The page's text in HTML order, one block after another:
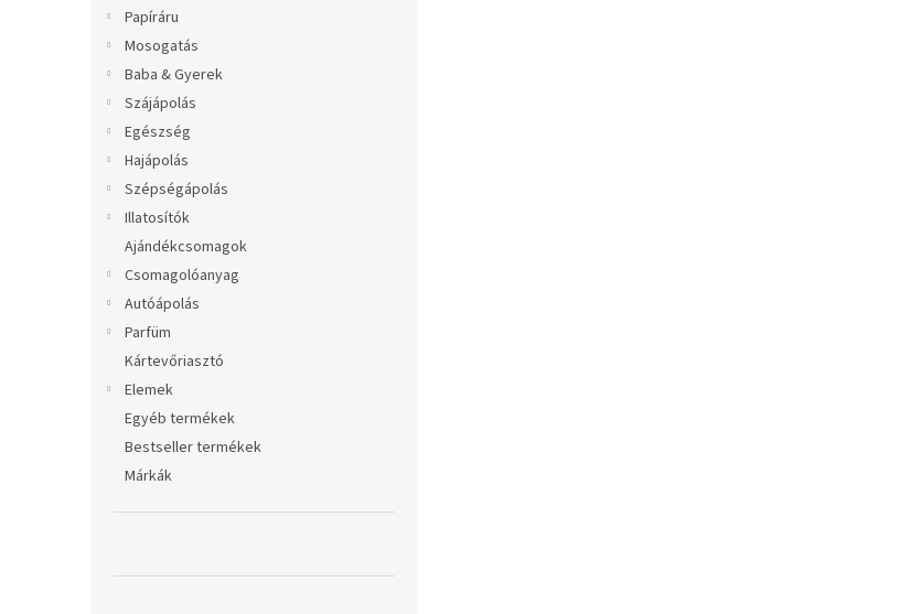
Papíráru
Mosogatás
Baba & Gyerek
Szájápolás
Egészség
Hajápolás
Szépségápolás
Illatosítók
Ajándékcsomagok
Csomagolóanyag
Autóápolás
Parfüm
Kártevőriasztó
Elemek
Egyéb termékek
Bestseller termékek
Márkák